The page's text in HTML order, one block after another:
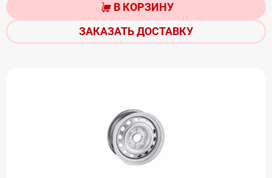
В КОРЗИНУ
ЗАКАЗАТЬ ДОСТАВКУ